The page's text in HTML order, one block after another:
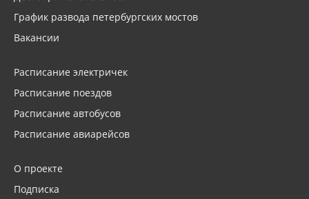
График развода петербургских мостов
Вакансии
Расписание электричек
Расписание поездов
Расписание автобусов
Расписание авиарейсов
О проекте
Подписка